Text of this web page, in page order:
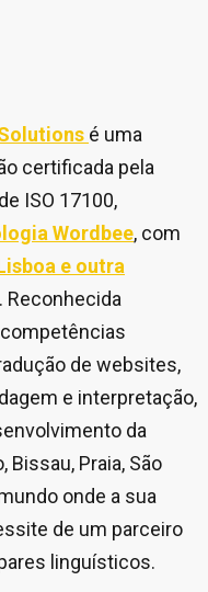
é uma
certificada pela
ISO 17100,
Wordbee, com
e outra
. Reconhecida
de websites,
e interpretação,
da
Bissau, Praia, São
onde a sua
de um parceiro
linguísticos.